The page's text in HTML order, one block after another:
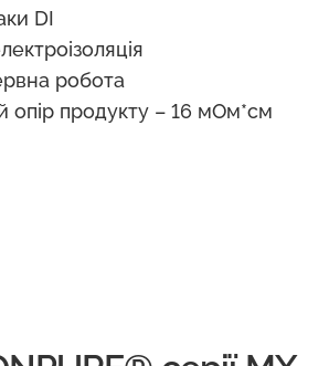
DI
робота
опір продукту – 16 мОм*см